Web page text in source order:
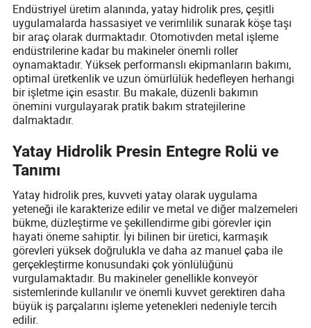
Endüstriyel üretim alanında, yatay hidrolik pres, çeşitli
uygulamalarda hassasiyet ve verimlilik sunarak köşe taşı
bir araç olarak durmaktadır. Otomotivden metal işleme
endüstrilerine kadar bu makineler önemli roller
oynamaktadır. Yüksek performanslı ekipmanların bakımı,
optimal üretkenlik ve uzun ömürlülük hedefleyen herhangi
bir işletme için esastır. Bu makale, düzenli bakımın
önemini vurgulayarak pratik bakım stratejilerine
dalmaktadır.
Yatay Hidrolik Presin Entegre Rolü ve
Tanımı
Yatay hidrolik pres, kuvveti yatay olarak uygulama
yeteneği ile karakterize edilir ve metal ve diğer malzemeleri
bükme, düzleştirme ve şekillendirme gibi görevler için
hayati öneme sahiptir. İyi bilinen bir üretici, karmaşık
görevleri yüksek doğrulukla ve daha az manuel çaba ile
gerçekleştirme konusundaki çok yönlülüğünü
vurgulamaktadır. Bu makineler genellikle konveyör
sistemlerinde kullanılır ve önemli kuvvet gerektiren daha
büyük iş parçalarını işleme yetenekleri nedeniyle tercih
edilir.